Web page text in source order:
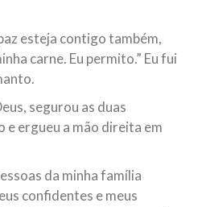
esteja contigo também,
carne. Eu permito.” Eu fui
segurou as duas
ergueu a mão direita em
da minha família
confidentes e meus